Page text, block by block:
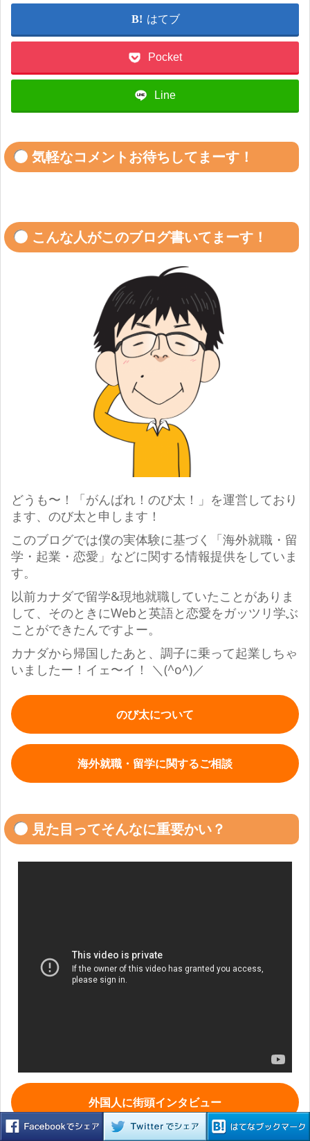
はてブ
Pocket
Line
気軽なコメントお待ちしてまーす！
こんな人がこのブログ書いてまーす！
どうも〜！「がんばれ！のび太！」を運営しており
ます、のび太と申します！
このブログでは僕の実体験に基づく「海外就職・留
学・起業・恋愛」などに関する情報提供をしていま
す。
以前カナダで留学&現地就職していたことがありま
して、そのときにWebと英語と恋愛をガッツリ学ぶ
ことができたんですよー。
カナダから帰国したあと、調子に乗って起業しちゃ
いましたー！イェ〜イ！ ＼(^o^)／
のび太について
海外就職・留学に関するご相談
見た目ってそんなに重要かい？
外国人に街頭インタビュー